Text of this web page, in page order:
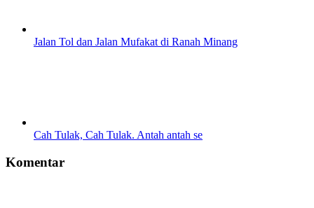
Jalan Tol dan Jalan Mufakat di Ranah Minang
Cah Tulak, Cah Tulak. Antah antah se
Komentar